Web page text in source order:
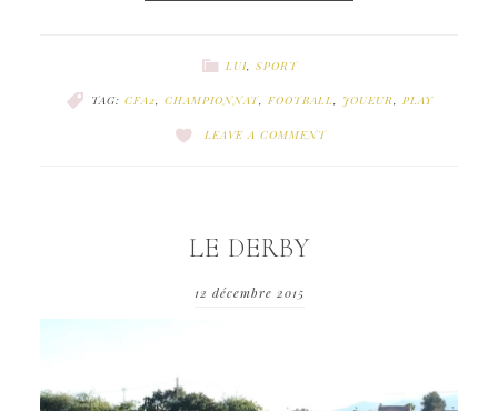
LUI, SPORT
TAG: CFA2, CHAMPIONNAT, FOOTBALL, JOUEUR, PLAY
LEAVE A COMMENT
LE DERBY
12 décembre 2015